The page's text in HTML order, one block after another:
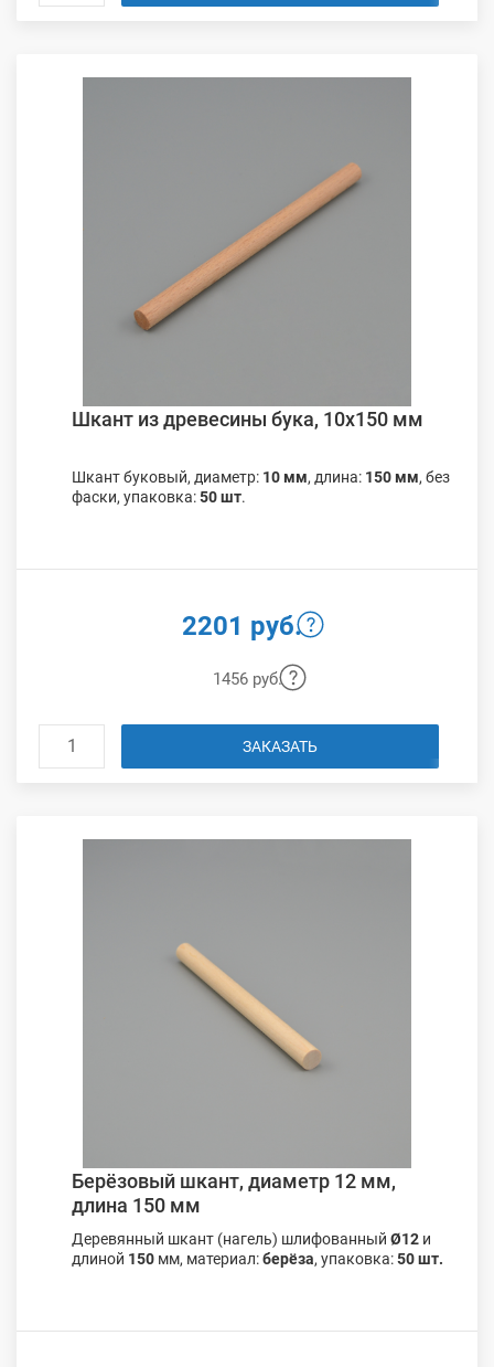
Шкант из древесины бука, 10х150 мм
Шкант буковый, диаметр: 10 мм, длина: 150 мм, без
фаски, упаковка:50 шт.
2201 руб.
1456 руб.
ЗАКАЗАТЬ
Берёзовый шкант, диаметр 12 мм,
длина 150 мм
Деревянный шкант (нагель) шлифованный Ø12 и
длиной 150 мм, материал:берёза, упаковка:50 шт.